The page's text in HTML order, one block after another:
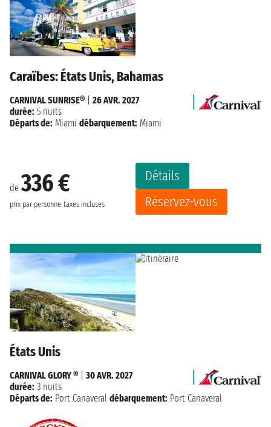
Caraïbes: États Unis, Bahamas
de336 €
prix par personne taxes incluses
Détails
Réservez-vous
CARNIVAL SUNRISE®
26 AVR. 2027
durée: 5 nuits
Départs de: Miami débarquement: Miami
États Unis
CARNIVAL GLORY ®
30 AVR. 2027
durée: 3 nuits
Départs de: Port Canaveral débarquement: Port Canaveral